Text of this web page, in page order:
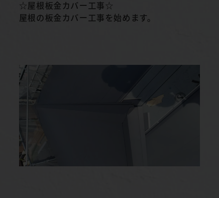
☆屋根板金カバー工事☆
屋根の板金カバー工事を始めます。